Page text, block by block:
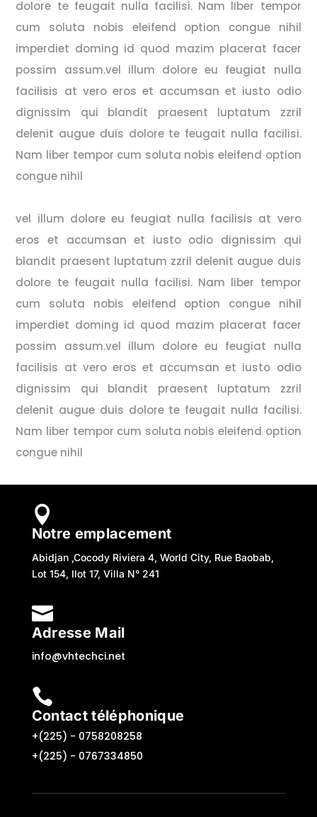
dolore te feugait nulla facilisi. Nam liber tempor
cum soluta nobis eleifend option congue nihil
imperdiet doming id quod mazim placerat facer
possim assum.vel illum dolore eu feugiat nulla
facilisis at vero eros et accumsan et iusto odio
dignissim qui blandit praesent luptatum zzril
delenit augue duis dolore te feugait nulla facilisi.
Nam liber tempor cum soluta nobis eleifend option
congue nihil
vel illum dolore eu feugiat nulla facilisis at vero
eros et accumsan et iusto odio dignissim qui
blandit praesent luptatum zzril delenit augue duis
dolore te feugait nulla facilisi. Nam liber tempor
cum soluta nobis eleifend option congue nihil
imperdiet doming id quod mazim placerat facer
possim assum.vel illum dolore eu feugiat nulla
facilisis at vero eros et accumsan et iusto odio
dignissim qui blandit praesent luptatum zzril
delenit augue duis dolore te feugait nulla facilisi.
Nam liber tempor cum soluta nobis eleifend option
congue nihil

Notre emplacement
Abidjan ,Cocody Riviera 4, World City, Rue Baobab,
Lot 154, Ilot 17, Villa N° 241

Adresse Mail
info@vhtechci.net

Contact téléphonique
+(225) - 0758208258
+(225) - 0767334850